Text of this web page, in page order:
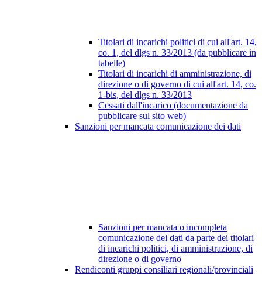
Titolari di incarichi politici di cui all'art. 14,
co. 1, del dlgs n. 33/2013 (da pubblicare in
tabelle)
Titolari di incarichi di amministrazione, di
direzione o di governo di cui all'art. 14, co.
1-bis, del dlgs n. 33/2013
Cessati dall'incarico (documentazione da
pubblicare sul sito web)
Sanzioni per mancata comunicazione dei dati
Sanzioni per mancata o incompleta
comunicazione dei dati da parte dei titolari
di incarichi politici, di amministrazione, di
direzione o di governo
Rendiconti gruppi consiliari regionali/provinciali